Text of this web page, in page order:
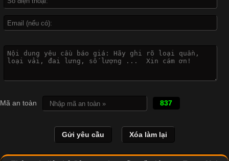
Đại
Cập nhật 2026-04-21 15:41:03
In Chuyển Nhiệt Là Gì? Công Nghệ In Hiện Đại Trong Ngành
May Mặc Trong ngành in ấn và thời trang, in chuyển nhiệt đang
hình ảnh sắc nét và bền màu. Đặc biệt, kỹ thuật này được ứng
dụng rộng rãi trong sản xuất áo thun, đồ thể thao
Mã an toàn 837